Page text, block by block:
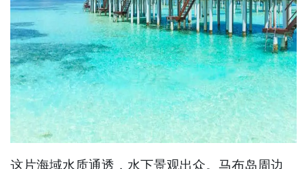
这片海域水质通透，水下景观出众。马布岛周边